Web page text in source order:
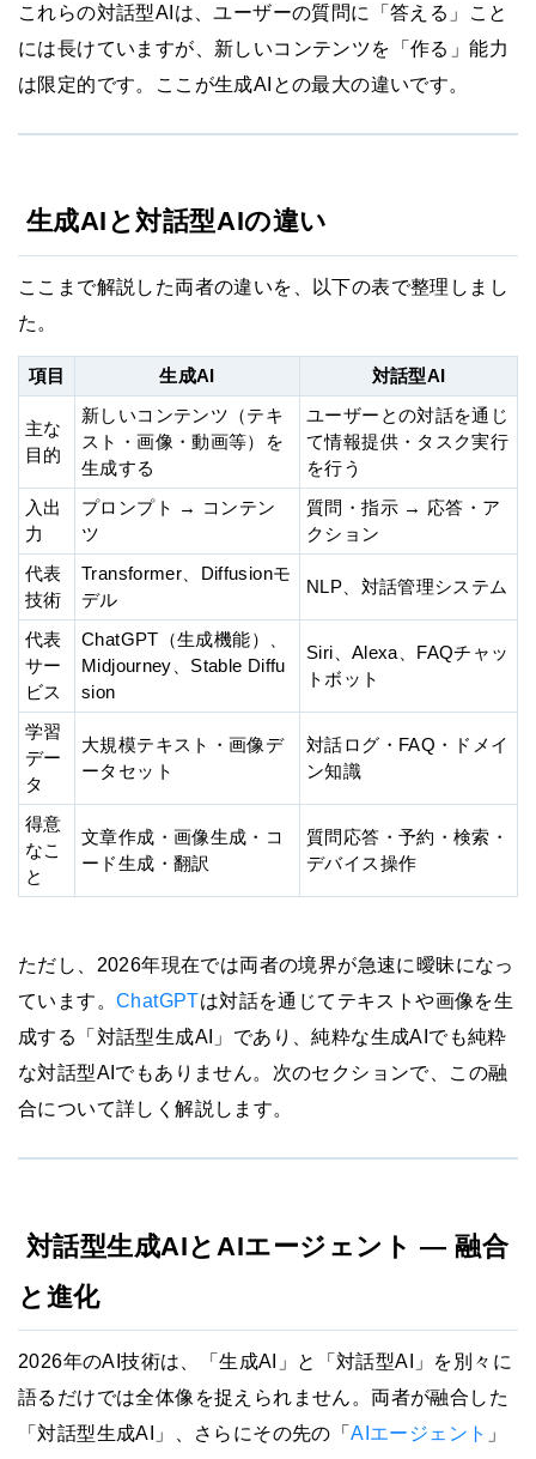
これらの対話型AIは、ユーザーの質問に「答える」こと
には長けていますが、新しいコンテンツを「作る」能力
は限定的です。ここが生成AIとの最大の違いです。
生成AIと対話型AIの違い
ここまで解説した両者の違いを、以下の表で整理しまし
た。
項目 生成AI 対話型AI
主な
目的
新しいコンテンツ（テキ
スト・画像・動画等）を
生成する
ユーザーとの対話を通じ
て情報提供・タスク実行
を行う
入出
力
プロンプト → コンテン
ツ
質問・指示 → 応答・ア
クション
代表
技術
Transformer、Diffusionモ
デル
NLP、対話管理システム
代表
サー
ビス
ChatGPT（生成機能）、
Midjourney、Stable Diffu
sion
Siri、Alexa、FAQチャッ
トボット
学習
デー
タ
大規模テキスト・画像デ
ータセット
対話ログ・FAQ・ドメイ
ン知識
得意
なこ
と
文章作成・画像生成・コ
ード生成・翻訳
質問応答・予約・検索・
デバイス操作
ただし、2026年現在では両者の境界が急速に曖昧になっ
ています。 ChatGPTは対話を通じてテキストや画像を生
成する「対話型生成AI」であり、純粋な生成AIでも純粋
な対話型AIでもありません。次のセクションで、この融
合について詳しく解説します。
対話型生成AIとAIエージェント — 融合
と進化
2026年のAI技術は、「生成AI」と「対話型AI」を別々に
語るだけでは全体像を捉えられません。両者が融合した
「対話型生成AI」、さらにその先の「AIエージェント 」